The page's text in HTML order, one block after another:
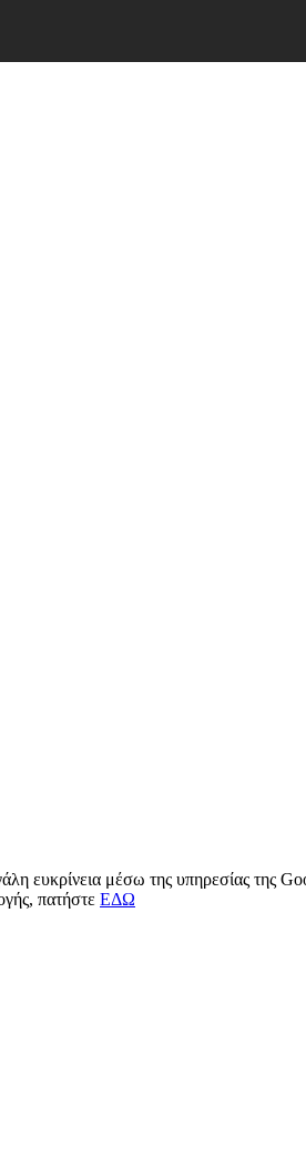
ευκρίνεια μέσω της υπηρεσίας
πατήστε ΕΔΩ